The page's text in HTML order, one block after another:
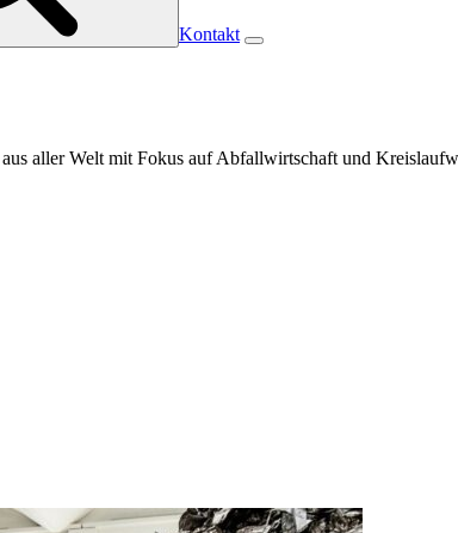
Kontakt
aller Welt mit Fokus auf Abfallwirtschaft und